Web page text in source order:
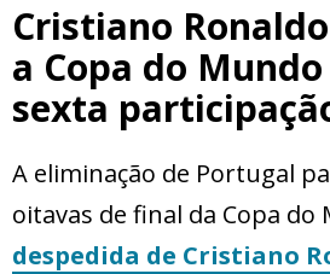
Cristiano
a Copa do
sexta
A eliminação de Portugal
oitavas de final da Copa do
despedida de Cristiano